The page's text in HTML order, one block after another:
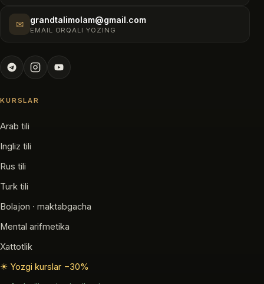
✉ grandtalimolam@gmail.com
EMAIL ORQALI YOZING
KURSLAR
Arab tili
Ingliz tili
Rus tili
Turk tili
Bolajon · maktabgacha
Mental arifmetika
Xattotlik
☀ Yozgi kurslar −30%